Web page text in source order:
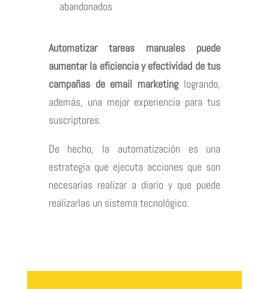
abandonados
Automatizar tareas manuales puede
aumentar la eficiencia y efectividad de tus
campañas de email marketing logrando,
además, una mejor experiencia para tus
suscriptores.
De hecho, la automatización es una
estrategia que ejecuta acciones que son
necesarias realizar a diario y que puede
realizarlas un sistema tecnológico.